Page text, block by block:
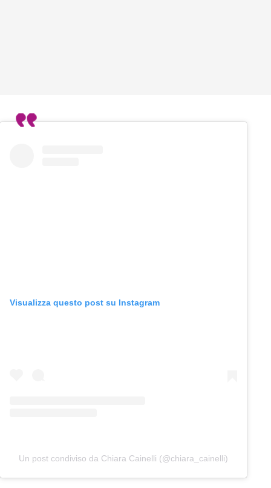
Visualizza questo post su Instagram
Un post condiviso da Chiara Cainelli (@chiara_cainelli)